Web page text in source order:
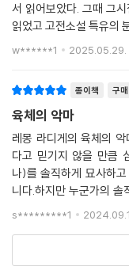
라디게 자신은 “신동 취
“잘못은 ‘열일곱 살에 쓴
하는 사람들에게 있는 것
시하고 그것을 가차 없이
프랑스 전역을 충격에 빠
있다.
■ 프랑스 고전주의의 새
구적 작품.
스무 살 이전의 소년이
리고 손에 잘 잡히지 않
당대 사람들을 깜짝 놀라
서 읽어보았다. 그때 그
읽었고 고전소설 특유의
w******1 2025.05.29.
종이책 구매
육체의 악마
레몽 라디게의 육체의
다고 믿기지 않을 만큼
나)를 솔직하게 묘사하
니다.하지만 누군가의 솔
의미있게 읽었어요. 재미
s*********1